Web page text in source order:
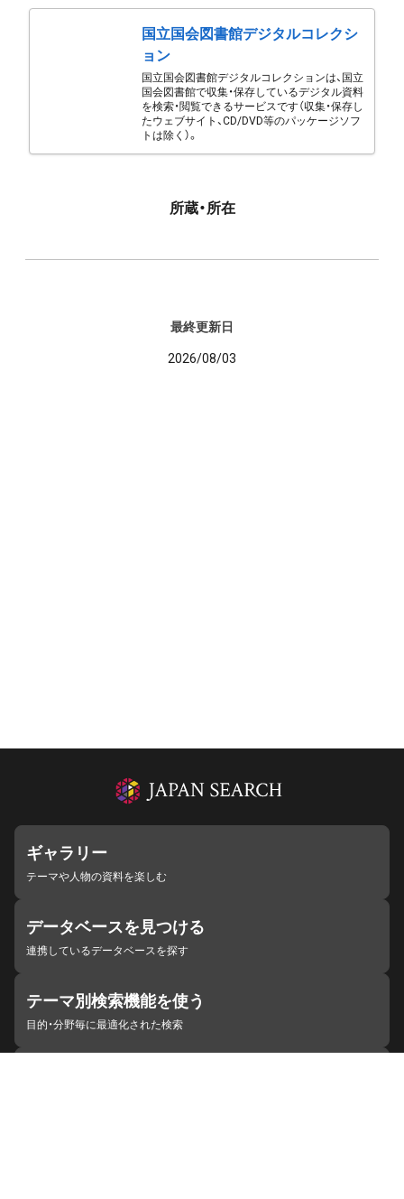
国立国会図書館デジタルコレクシ
ョン
国立国会図書館デジタルコレクションは、国立
国会図書館で収集・保存しているデジタル資料
を検索・閲覧できるサービスです（収集・保存し
たウェブサイト、CD/DVD等のパッケージソフ
トは除く）。
所蔵・所在
最終更新日
2026/08/03
ギャラリー
テーマや人物の資料を楽しむ
データベースを見つける
連携しているデータベースを探す
テーマ別検索機能を使う
目的・分野毎に最適化された検索